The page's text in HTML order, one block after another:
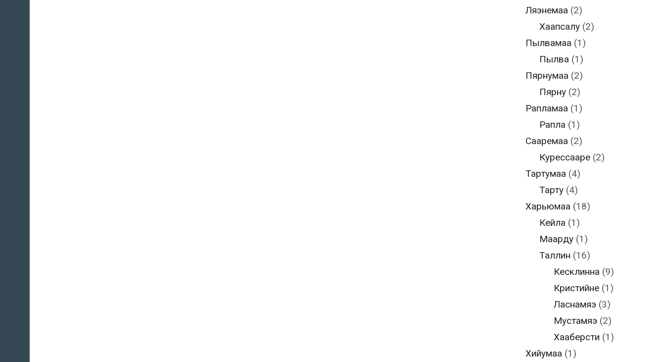
Ляэнемаа (2)
Хаапсалу (2)
Пылвамаа (1)
Пылва (1)
Пярнумаа (2)
Пярну (2)
Рапламаа (1)
Рапла (1)
Сааремаа (2)
Курессааре (2)
Тартумаа (4)
Тарту (4)
Харьюмаа (18)
Кейла (1)
Маарду (1)
Таллин (16)
Кесклинна (9)
Кристийне(1)
Ласнамяэ (3)
Мустамяэ (2)
Хааберсти (1)
Хийумаа (1)